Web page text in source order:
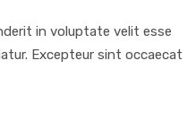
in voluptate velit esse
Excepteur sint occaecat